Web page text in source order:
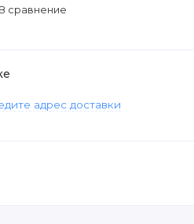
В сравнение
адрес доставки